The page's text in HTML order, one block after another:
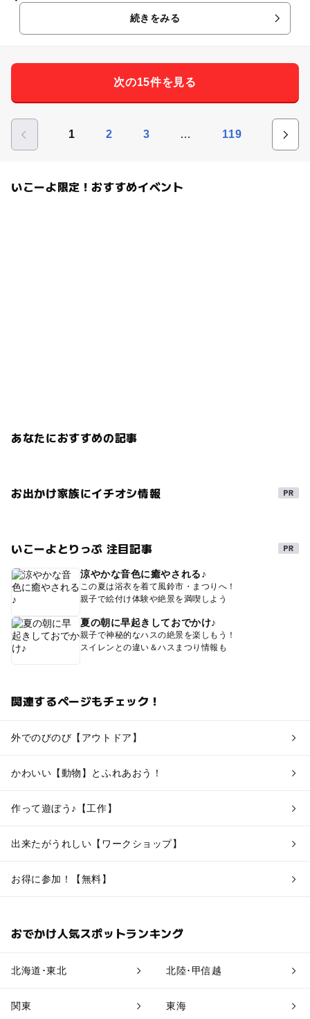
続きをみる
次の15件を見る
1 2 3 … 119
いこーよ限定！おすすめイベント
あなたにおすすめの記事
お出かけ家族にイチオシ情報
いこーよとりっぷ 注目記事
涼やかな音色に癒やされる♪
この夏は浴衣を着て風鈴市・まつりへ！
親子で絵付け体験や絶景を満喫しよう
夏の朝に早起きしておでかけ♪
親子で神秘的なハスの絶景を楽しもう！
スイレンとの違い＆ハスまつり情報も
関連するページもチェック！
外でのびのび【アウトドア】
かわいい【動物】とふれあおう！
作って遊ぼう♪【工作】
出来たがうれしい【ワークショップ】
お得に参加！【無料】
おでかけ人気スポットランキング
北海道･東北 北陸･甲信越
関東 東海